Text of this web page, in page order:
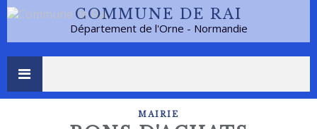
COMMUNE DE RAI
Département de l'Orne - Normandie
MAIRIE